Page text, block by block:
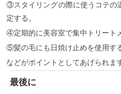
③スタイリングの際に使うコテの
定する。
④定期的に美容室で集中トリート
⑤髪の毛にも日焼け止めを使用す
などがポイントとしてあげられま
最後に